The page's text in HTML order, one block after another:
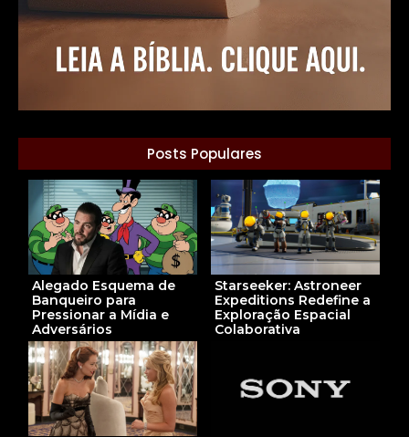
Posts Populares
Alegado Esquema de
Banqueiro para
Pressionar a Mídia e
Adversários
Starseeker: Astroneer
Expeditions Redefine a
Exploração Espacial
Colaborativa